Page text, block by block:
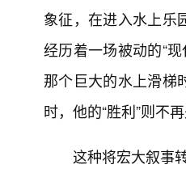
象征，在进入水上乐
经历着一场被动的“
那个巨大的水上滑梯
时，他的“胜利”则不
这种将宏大叙事